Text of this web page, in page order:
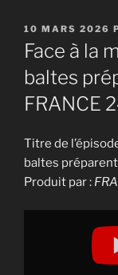
PUBLIÉ
LE
10 MARS 2026
Face à la
baltes
FRANCE
Titre de
baltes préparent
Produit par :
Display